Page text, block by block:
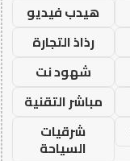
هيدب فيديو
رذاذ التجارة
شهود نت
مباشر التقنية
شرقيات
السياحة